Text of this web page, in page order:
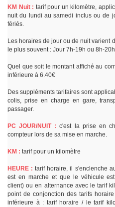
KM Nuit : tarif pour un kilomètre,
nuit du lundi au samedi inclus ou de
fériés.
Les horaires de jour ou de nuit varient
le plus souvent : Jour 7h-19h ou 8h-
Quel que soit le montant affiché au
inférieure à 6.40€
Des suppléments tarifaires sont
colis, prise en charge en gare,
passager.
PC JOUR/NUIT : c'est la prise en
compteur lors de sa mise en marche.
KM : tarif pour un kilomètre
HEURE : tarif horaire, il s'enclenche
est en marche et que le véhicule
client) ou en alternance avec le tarif
point de conjonction des tarifs
inférieure à : tarif horaire / le tarif